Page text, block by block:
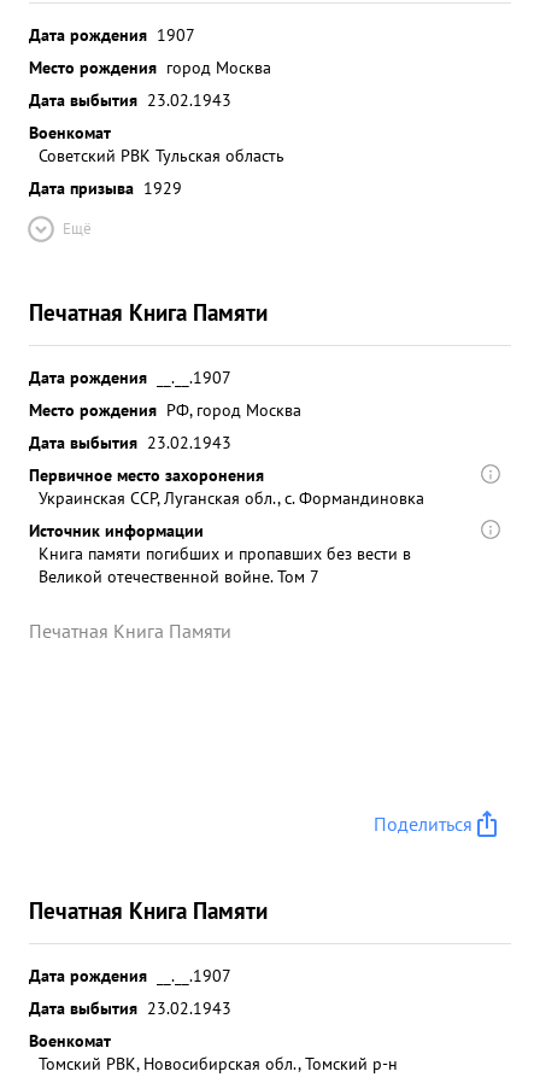
Дата рождения 1907
Место рождения город Москва
Дата выбытия 23.02.1943
Военкомат
Советский РВК Тульская область
Дата призыва 1929
Ещё
Печатная Книга Памяти
Дата рождения
__.__.1907
Место рождения РФ, город Москва
Дата выбытия 23.02.1943
Первичное место захоронения
Украинская ССР, Луганская обл., с. Формандиновка
Источник информации
Книга памяти погибших и пропавших без вести в
Великой отечественной войне. Том 7
Печатная Книга Памяти
Поделиться
Печатная Книга Памяти
Дата рождения
__.__.1907
Дата выбытия 23.02.1943
Военкомат
Томский РВК, Новосибирская обл., Томский р-н